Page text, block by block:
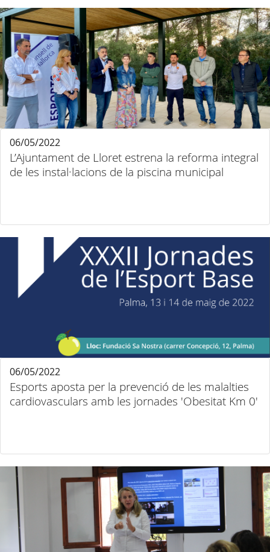
L’Ajuntament de Lloret estrena la reforma integral
de les instal·lacions de la piscina municipal
06/05/2022
Esports aposta per la prevenció de les malalties
cardiovasculars amb les jornades 'Obesitat Km 0'
06/05/2022